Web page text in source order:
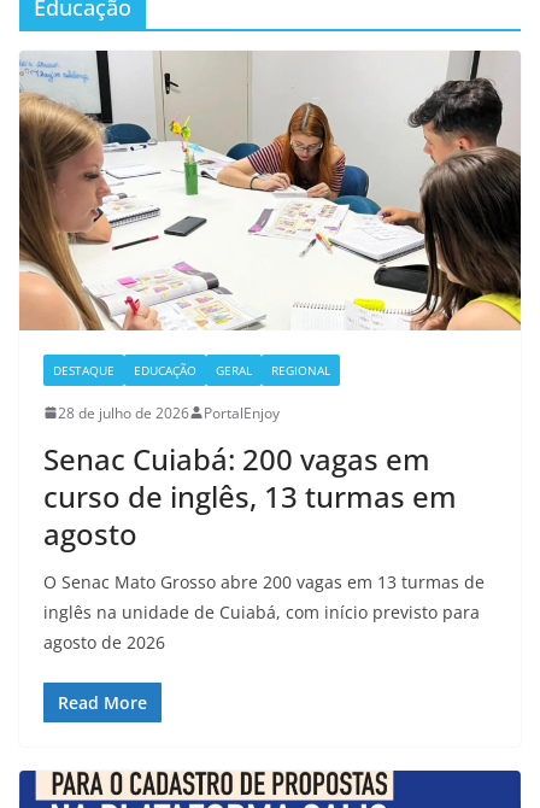
Educação
DESTAQUE EDUCAÇÃO GERAL REGIONAL
28 de julho de 2026 PortalEnjoy
Senac Cuiabá: 200 vagas em
curso de inglês, 13 turmas em
agosto
O Senac Mato Grosso abre 200 vagas em 13 turmas de
inglês na unidade de Cuiabá, com início previsto para
agosto de 2026
Read More